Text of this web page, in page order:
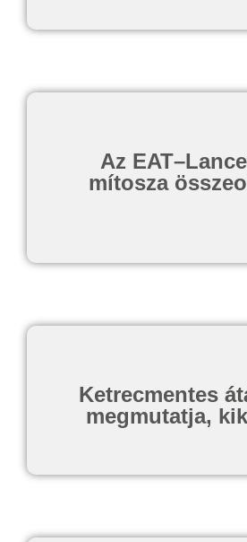
Az
mítosza
Ketrecmentes
megmutatja,